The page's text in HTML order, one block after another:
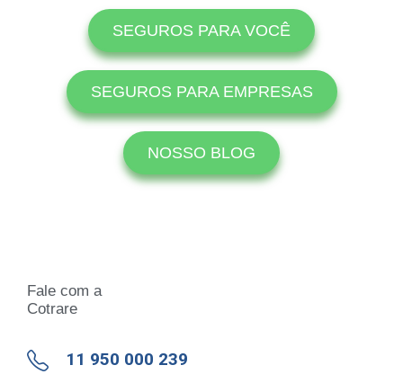
SEGUROS PARA VOCÊ
SEGUROS PARA EMPRESAS
NOSSO BLOG
Fale com a
Cotrare
11 950 000 239